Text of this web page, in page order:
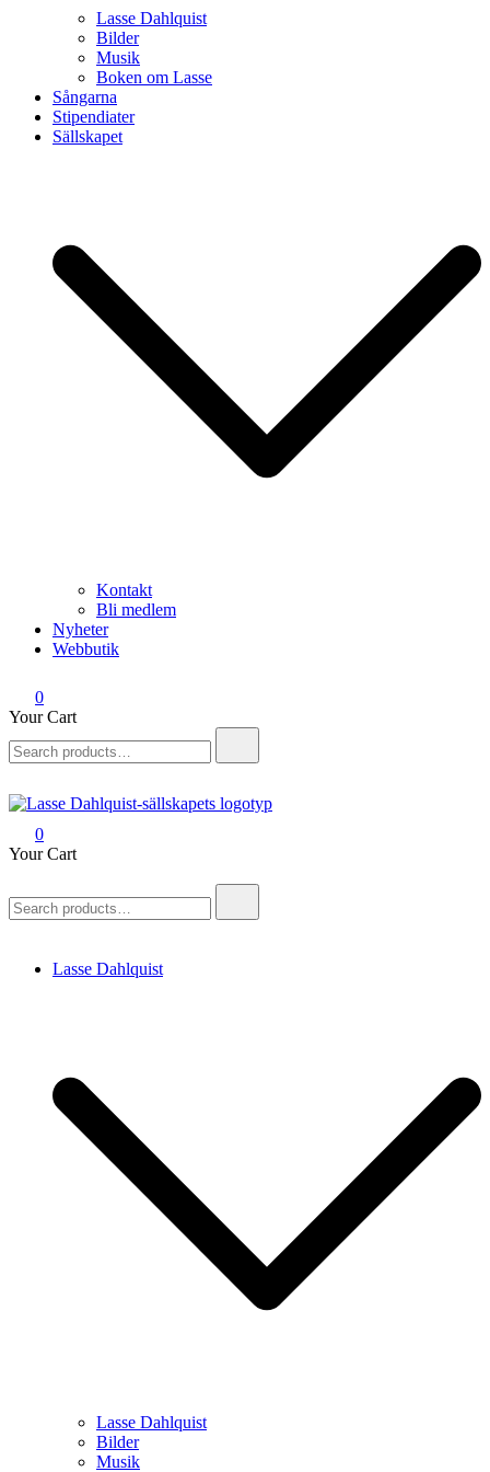
Lasse Dahlquist
Bilder
Musik
Boken om Lasse
Sångarna
Stipendiater
Sällskapet
Kontakt
Bli medlem
Nyheter
Webbutik
0
Your Cart
for:
Lasse Dahlquist-sällskapet
Allt om Lasse Dahlquist – kompositör, musiker, artist, kåsör och
skådespelare
0
Your Cart
for:
Lasse Dahlquist
Lasse Dahlquist
Bilder
Musik